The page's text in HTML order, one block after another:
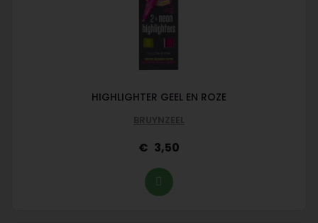
HIGHLIGHTER GEEL EN ROZE
BRUYNZEEL
3,50